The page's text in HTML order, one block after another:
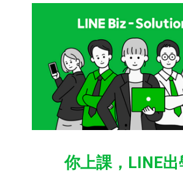
你上課，LINE出